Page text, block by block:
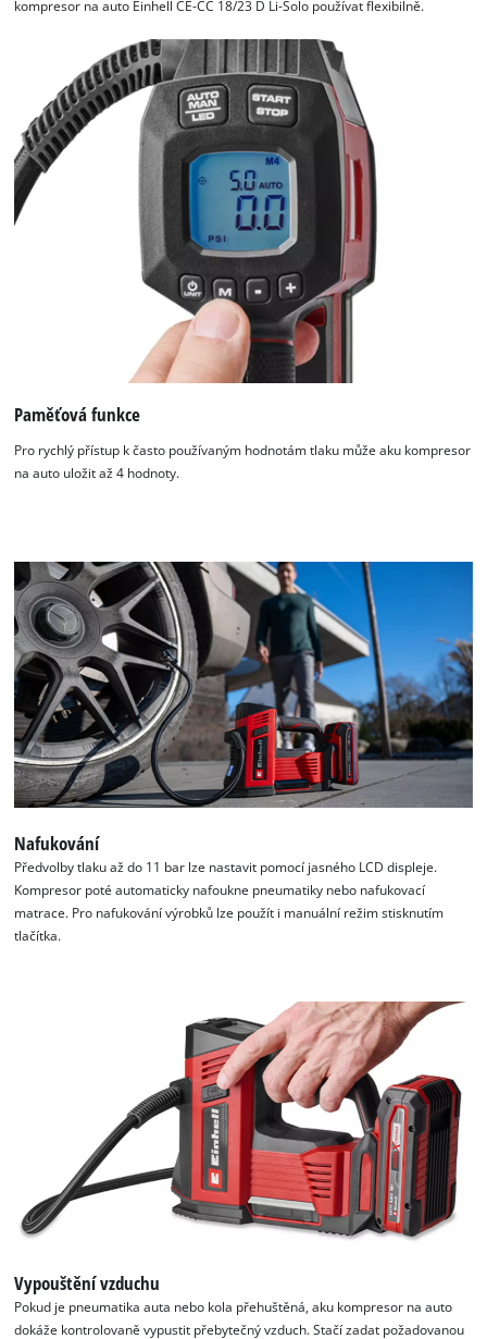
K načtení služby Google Maps
potřebujeme váš souhlas!
This content is not permitted to load due
to trackers that are not disclosed to the
to the list of technologies used.
Powered by
Usercentrics Consent
Management Platform
kompresor na auto Einhell CE-CC 18/23 D Li-Solo používat flexibilně.
Paměťová funkce
Pro rychlý přístup k často používaným hodnotám tlaku může aku kompresor
na auto uložit až 4 hodnoty.
Nafukování
Předvolby tlaku až do 11 bar lze nastavit pomocí jasného LCD displeje.
Kompresor poté automaticky nafoukne pneumatiky nebo nafukovací
matrace. Pro nafukování výrobků lze použít i manuální režim stisknutím
tlačítka.
Vypouštění vzduchu
Pokud je pneumatika auta nebo kola přehuštěná, aku kompresor na auto
dokáže kontrolovaně vypustit přebytečný vzduch. Stačí zadat požadovanou